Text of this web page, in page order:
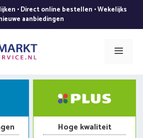
• Direct online bestellen • Wekelijks
aanbiedingen
Menu
Hoge kwaliteit